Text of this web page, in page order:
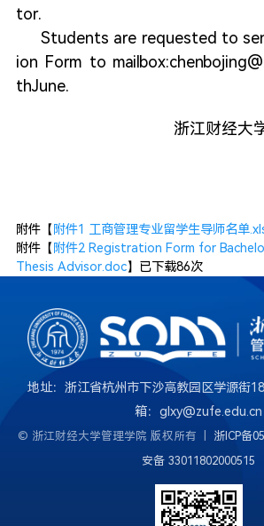
tor.
Students are requested to
ion Form to
thJune.
浙江财经大
附件【 附件1 工商管理专业留学生导师名单
附件【 附件2 Registration Form for
Thesis Advisor.doc】已下载86次
地址：浙江省杭州市下沙高教园区学源
箱：glxy@zufe.edu.cn
© 浙江财经大学管理学院 版权所有 | 浙ICP备
安备 33011802000515